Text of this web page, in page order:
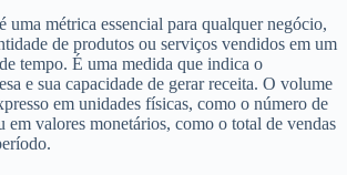
uma métrica essencial para qualquer negócio,
de produtos ou serviços vendidos em um
tempo. É uma medida que indica o
e sua capacidade de gerar receita. O volume
em unidades físicas, como o número de
em valores monetários, como o total de vendas